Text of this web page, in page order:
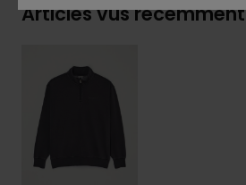
Articles vus récemment